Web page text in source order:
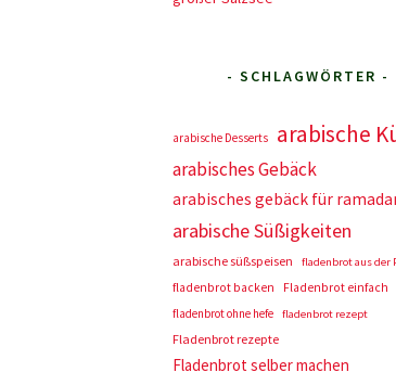
- SCHLAGWÖRTER -
arabische Desserts arabische
arabisches Gebäck
arabisches gebäck für
arabische Süßigkeiten
arabische süßspeisen fladenbrot aus der
fladenbrot backen
Fladenbrot einfach
fladenbrot ohne hefe
fladenbrot rezept
Fladenbrot rezepte
Fladenbrot selber machen